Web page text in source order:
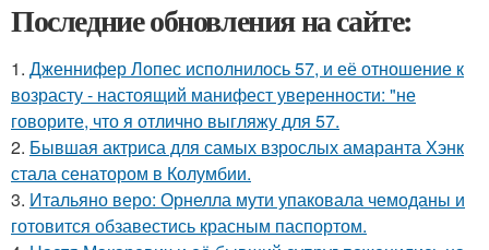
Последние обновления на сайте:
1. Дженнифер Лопес исполнилось 57, и её отношение к
возрасту - настоящий манифест уверенности: "не
говорите, что я отлично выгляжу для 57.
2. Бывшая актриса для самых взрослых амаранта Хэнк
стала сенатором в Колумбии.
3. Итальяно веро: Орнелла мути упаковала чемоданы и
готовится обзавестись красным паспортом.